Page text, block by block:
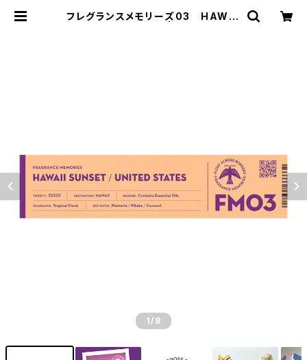
フレグランスメモリーズ03 HAWAI
1 /8